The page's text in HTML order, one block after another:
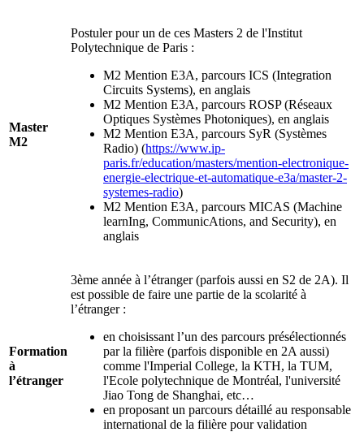
Master
M2
Postuler pour un de ces Masters 2 de l'Institut
Polytechnique de Paris :
M2 Mention E3A, parcours ICS (Integration
Circuits Systems), en anglais
M2 Mention E3A, parcours ROSP (Réseaux
Optiques Systèmes Photoniques), en anglais
M2 Mention E3A, parcours SyR (Systèmes
Radio) (https://www.ip-
paris.fr/education/masters/mention-electronique-
energie-electrique-et-automatique-e3a/master-2-
systemes-radio)
M2 Mention E3A, parcours MICAS (Machine
learnIng, CommunicAtions, and Security), en
anglais
Formation
à
l’étranger
3ème année à l’étranger (parfois aussi en S2 de 2A). Il
est possible de faire une partie de la scolarité à
l’étranger :
en choisissant l’un des parcours présélectionnés
par la filière (parfois disponible en 2A aussi)
comme l'Imperial College, la KTH, la TUM,
l'Ecole polytechnique de Montréal, l'université
Jiao Tong de Shanghai, etc…
en proposant un parcours détaillé au responsable
international de la filière pour validation